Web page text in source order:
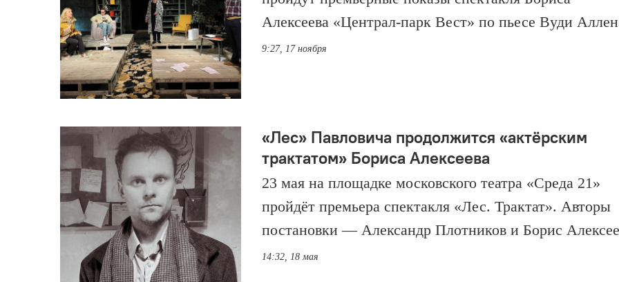
Алексеева «Централ-парк Вест» по пьесе Вуди
9:27, 17 ноября
«Лес» Павловича продолжится «актёрским
трактатом» Бориса Алексеева
23 мая на площадке московского театра «Среда 21»
пройдёт премьера спектакля «Лес. Трактат». Авторы
постановки — Александр Плотников и Борис
14:32, 18 мая